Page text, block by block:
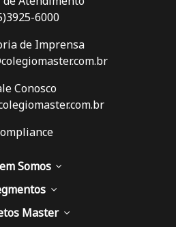
6000
de Imprensa
Conosco
Somos
Master